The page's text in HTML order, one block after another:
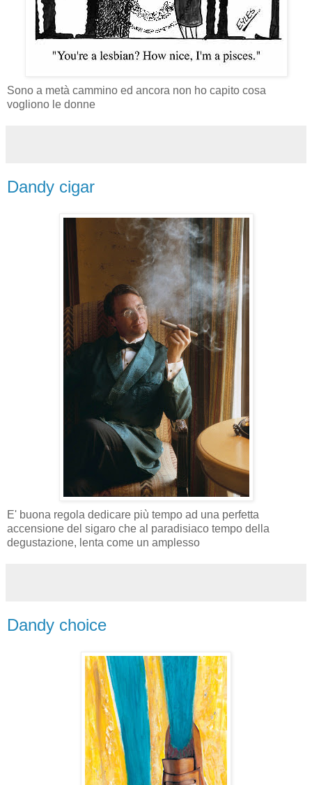
Sono a metà cammino ed ancora non ho capito cosa
vogliono le donne
Dandy cigar
E' buona regola dedicare più tempo ad una perfetta
accensione del sigaro che al paradisiaco tempo della
degustazione, lenta come un amplesso
Dandy choice